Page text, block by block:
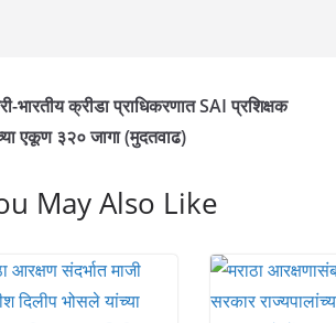
भारतीय क्रीडा प्राधिकरणात SAI प्रशिक्षक
एकूण ३२० जागा (मुदतवाढ)
May Also Like